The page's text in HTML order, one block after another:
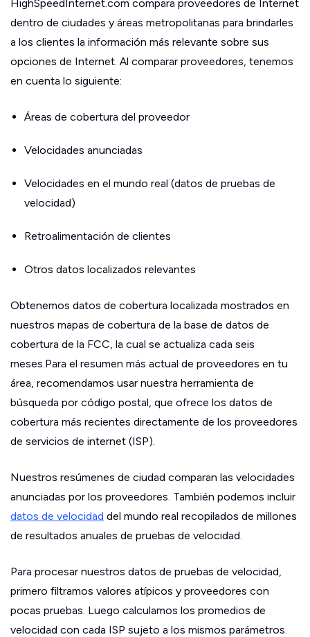
HighSpeedInternet.com compara proveedores de Internet
dentro de ciudades y áreas metropolitanas para brindarles
a los clientes la información más relevante sobre sus
opciones de Internet. Al comparar proveedores, tenemos
en cuenta lo siguiente:
Áreas de cobertura del proveedor
Velocidades anunciadas
Velocidades en el mundo real (datos de pruebas de
velocidad)
Retroalimentación de clientes
Otros datos localizados relevantes
Obtenemos datos de cobertura localizada mostrados en
nuestros mapas de cobertura de la base de datos de
cobertura de la FCC, la cual se actualiza cada seis
meses.Para el resumen más actual de proveedores en tu
área, recomendamos usar nuestra herramienta de
búsqueda por código postal, que ofrece los datos de
cobertura más recientes directamente de los proveedores
de servicios de internet (ISP).
Nuestros resúmenes de ciudad comparan las velocidades
anunciadas por los proveedores. También podemos incluir
datos de velocidad del mundo real recopilados de millones
de resultados anuales de pruebas de velocidad.
Para procesar nuestros datos de pruebas de velocidad,
primero filtramos valores atípicos y proveedores con
pocas pruebas. Luego calculamos los promedios de
velocidad con cada ISP sujeto a los mismos parámetros.